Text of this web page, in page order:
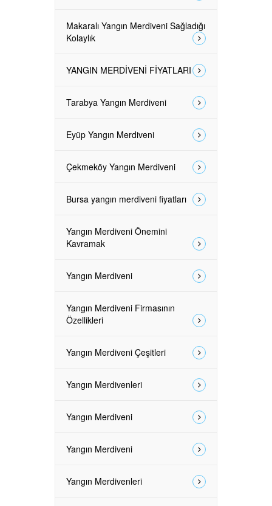
Makaralı Yangın Merdiveni Sağladığı
Kolaylık
YANGIN MERDİVENİ FİYATLARI
Tarabya Yangın Merdiveni
Eyüp Yangın Merdiveni
Çekmeköy Yangın Merdiveni
Bursa yangın merdiveni fiyatları
Yangın Merdiveni Önemini
Kavramak
Yangın Merdiveni
Yangın Merdiveni Firmasının
Özellikleri
Yangın Merdiveni Çeşitleri
Yangın Merdivenleri
Yangın Merdiveni
Yangın Merdiveni
Yangın Merdivenleri